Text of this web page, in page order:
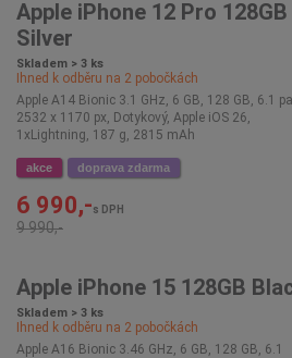
Apple iPhone 12 Pro 128GB
Silver
Skladem > 3 ks
Ihned k odběru na 2 pobočkách
Apple A14 Bionic 3.1 GHz, 6 GB, 128 GB, 6.1
2532 x 1170 px, Dotykový, Apple iOS 26,
1xLightning, 187 g, 2815 mAh
akce doprava zdarma
6 990,-s DPH
9 990,-
Apple iPhone 15 128GB
Skladem > 3 ks
Ihned k odběru na 2 pobočkách
Apple A16 Bionic 3.46 GHz, 6 GB, 128 GB, 6.1